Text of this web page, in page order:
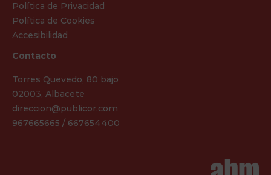
Política de Privacidad
Política de Cookies
Accesibilidad
Contacto
Torres Quevedo, 80 bajo
02003, Albacete
direccion@publicor.com
967665665 / 667654400